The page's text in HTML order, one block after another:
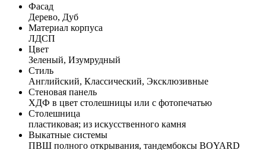
Фасад
Дерево, Дуб
Материал корпуса
ЛДСП
Цвет
Зеленый, Изумрудный
Стиль
Английский, Классический, Эксклюзивные
Стеновая панель
ХДФ в цвет столешницы или с фотопечатью
Столешница
пластиковая; из искусственного камня
Выкатные системы
ПВШ полного открывания, тандембоксы BOYARD